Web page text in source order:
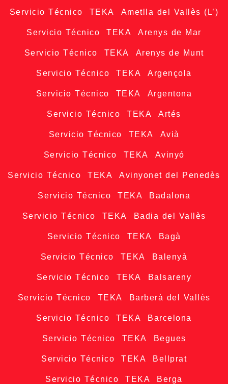
Servicio Técnico TEKA Ametlla del Vallès (L’)
Servicio Técnico TEKA Arenys de Mar
Servicio Técnico TEKA Arenys de Munt
Servicio Técnico TEKA Argençola
Servicio Técnico TEKA Argentona
Servicio Técnico TEKA Artés
Servicio Técnico TEKA Avià
Servicio Técnico TEKA Avinyó
Servicio Técnico TEKA Avinyonet del Penedès
Servicio Técnico TEKA Badalona
Servicio Técnico TEKA Badia del Vallès
Servicio Técnico TEKA Bagà
Servicio Técnico TEKA Balenyà
Servicio Técnico TEKA Balsareny
Servicio Técnico TEKA Barberà del Vallès
Servicio Técnico TEKA Barcelona
Servicio Técnico TEKA Begues
Servicio Técnico TEKA Bellprat
Servicio Técnico TEKA Berga